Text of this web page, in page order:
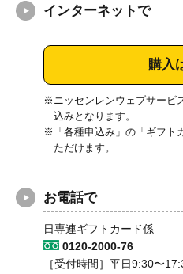
インターネットで
購入
ニッセンレンウェブサービ
込みとなります。
「各種申込み」の「ギフ
ただけます。
お電話で
日専連ギフトカード係
0120-2000-76
［受付時間］平日9:30〜